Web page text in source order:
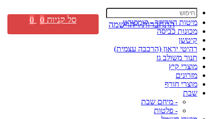
מיטות היירייזר - קומפורט
מכונות כביסה
קיטשן
רהיטי יראון (הרכבה עצמית)
תנור משולב גז
מוצרי קיץ
מזרונים
מוצרי חורף
שבת
- מיחם שבת
- פלטות
התחברות \ הרשמה סל קניות 0
0